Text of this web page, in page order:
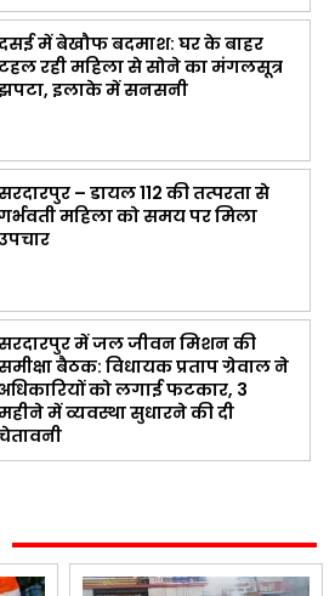
में बेखौफ बदमाश: घर के बाहर
रही महिला से सोने का मंगलसूत्र
इलाके में सनसनी
– डायल 112 की तत्परता से
महिला को समय पर मिला
में जल जीवन मिशन की
बैठक: विधायक प्रताप ग्रेवाल ने
को लगाई फटकार, 3
में व्यवस्था सुधारने की दी